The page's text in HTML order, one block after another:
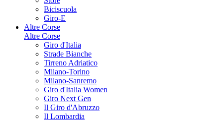
Biciscuola
Giro-E
Altre Corse
Altre Corse
Giro d'Italia
Strade Bianche
Tirreno Adriatico
Milano-Torino
Milano-Sanremo
Giro d'Italia Women
Giro Next Gen
Il Giro d'Abruzzo
Il Lombardia